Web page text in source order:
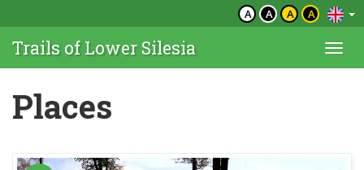
A A A A
Trails of Lower Silesia
Places